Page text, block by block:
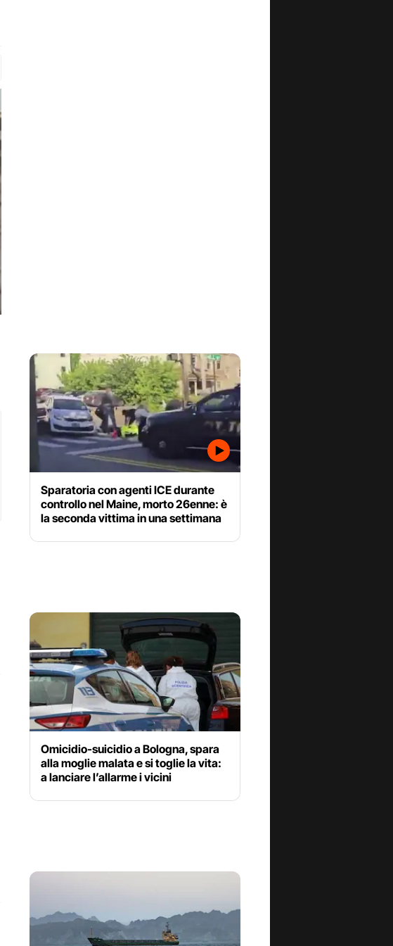
Sparatoria con agenti ICE durante
controllo nel Maine, morto 26enne: è
la seconda vittima in una settimana
Omicidio-suicidio a Bologna, spara
alla moglie malata e si toglie la vita:
a lanciare l’allarme i vicini